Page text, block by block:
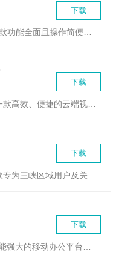
下载
PDF Reader Pro是一款功能全面且操作简便的PDF...
下载
下载
下载